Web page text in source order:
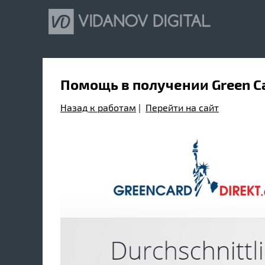
Помощь в получении Green
Назад к работам | Перейти на сайт